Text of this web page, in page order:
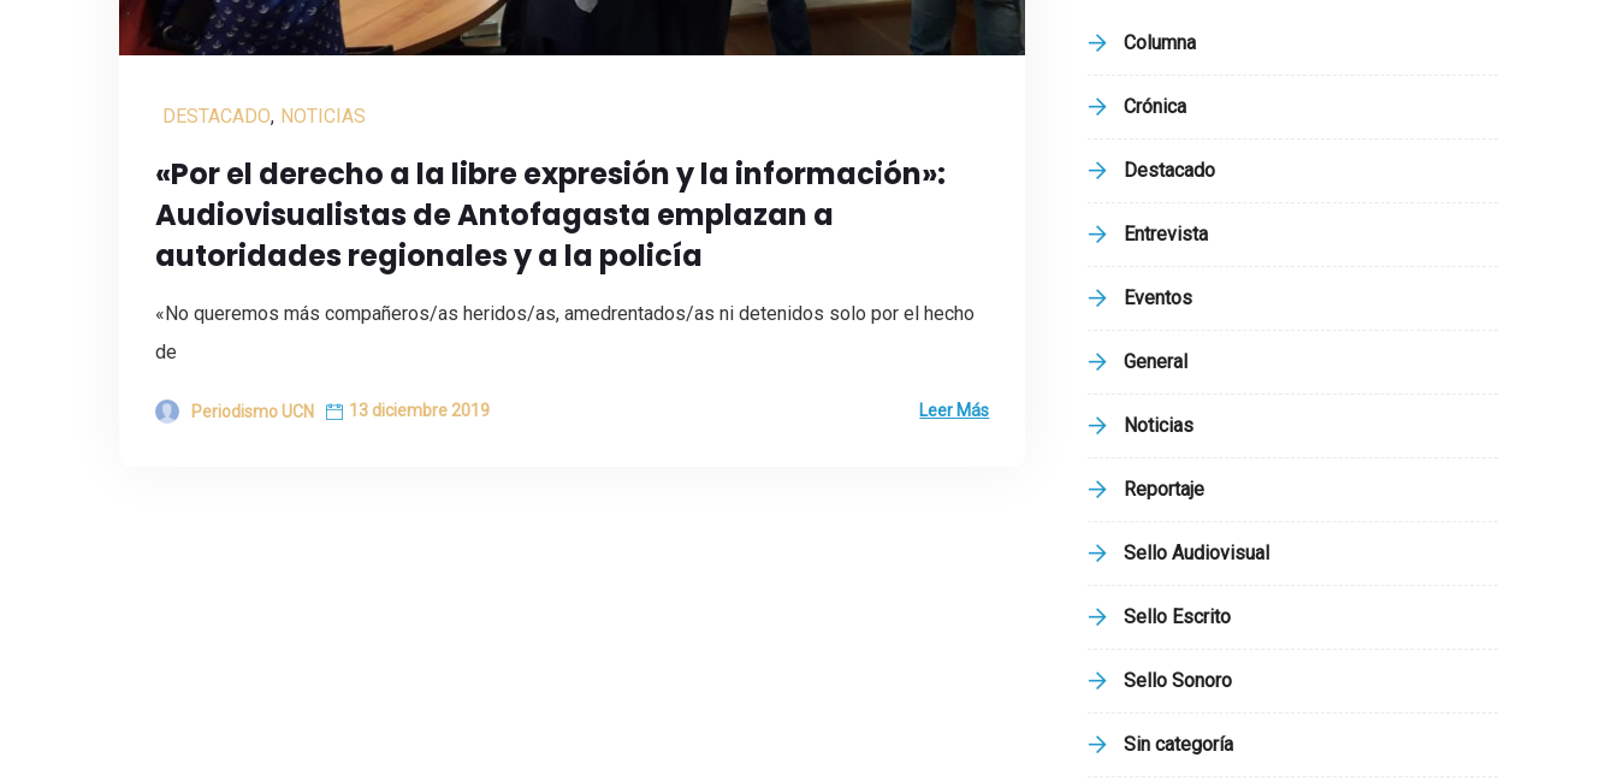
DESTACADO, NOTICIAS
«Por el derecho a la libre expresión y la información»:
Audiovisualistas de Antofagasta emplazan a
autoridades regionales y a la policía
«No queremos más compañeros/as heridos/as, amedrentados/as ni detenidos solo por el hecho
de
Periodismo UCN 13 diciembre 2019 Leer Más
Columna
Crónica
Destacado
Entrevista
Eventos
General
Noticias
Reportaje
Sello Audiovisual
Sello Escrito
Sello Sonoro
Sin categoría